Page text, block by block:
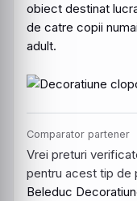
obiect destinat
de catre copii
adult.
Comparator partener
Vrei preturi
pentru acest tip de
Beleduc